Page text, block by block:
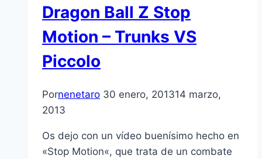
Dragon Ball Z Stop
Motion – Trunks VS
Piccolo
Pornenetaro 30 enero, 201314 marzo,
2013
Os dejo con un ví­deo buení­simo hecho en
«Stop Motion«, que trata de un combate